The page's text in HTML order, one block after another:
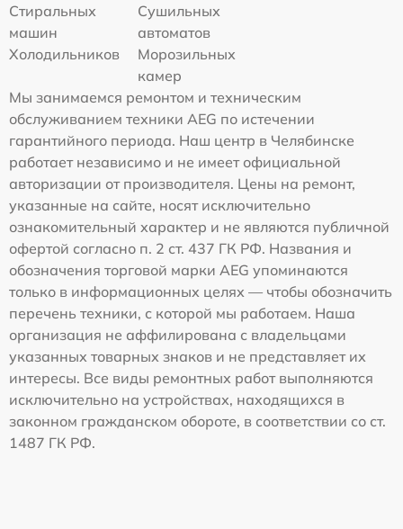
Стиральных
машин
Сушильных
автоматов
Холодильников
Морозильных
камер
Мы занимаемся ремонтом и техническим
обслуживанием техники AEG по истечении
гарантийного периода. Наш центр в Челябинске
работает независимо и не имеет официальной
авторизации от производителя. Цены на ремонт,
указанные на сайте, носят исключительно
ознакомительный характер и не являются публичной
офертой согласно п. 2 ст. 437 ГК РФ. Названия и
обозначения торговой марки AEG упоминаются
только в информационных целях — чтобы обозначить
перечень техники, с которой мы работаем. Наша
организация не аффилирована с владельцами
указанных товарных знаков и не представляет их
интересы. Все виды ремонтных работ выполняются
исключительно на устройствах, находящихся в
законном гражданском обороте, в соответствии со ст.
1487 ГК РФ.